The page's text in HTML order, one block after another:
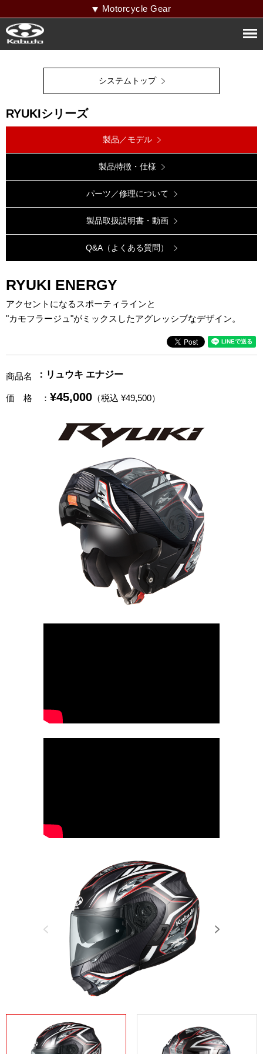
Motorcycle Gear
システムトップ
RYUKIシリーズ
製品／モデル
製品特徴・仕様
パーツ／修理について
製品取扱説明書・動画
Q&A（よくある質問）
RYUKI ENERGY
アクセントになるスポーティラインと
"カモフラージュ"がミックスしたアグレッシブなデザイン。
商品名 ：リュウキ エナジー
価 格 ： ¥45,000 （税込 ¥49,500）